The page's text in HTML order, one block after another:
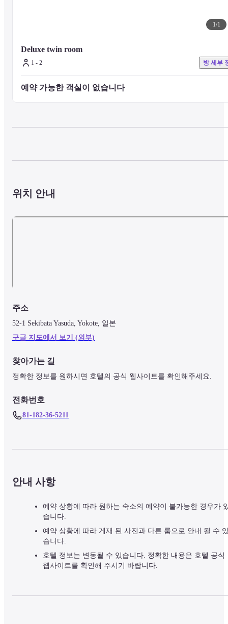
1/1
Deluxe twin room
1 - 2 방 세부
예약 가능한 객실이 없습니다
위치 안내
주소
52-1 Sekibata Yasuda, Yokote, 일본
구글 지도에서 보기 (외부)
찾아가는 길
정확한 정보를 원하시면 호텔의 공식 웹사이트를 확인해주세요.
전화번호
81-182-36-5211
안내 사항
예약 상황에 따라 원하는 숙소의 예약이 불가능한 경우가
습니다.
예약 상황에 따라 게재 된 사진과 다른 룸으로 안내 될 수
습니다.
호텔 정보는 변동될 수 있습니다. 정확한 내용은 호텔 공식
웹사이트를 확인해 주시기 바랍니다.